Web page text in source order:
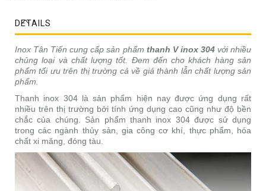
DETAILS
Inox Tân Tiến cung cấp sản phẩm thanh V inox 304với nhiều
chủng loại và chất lượng tốt. Đem đến cho khách hàng sản
phẩm tối ưu trên thị trường cả về giá thành lẫn chất lượng sản
phẩm.
Thanh inox 304 là sản phẩm hiện nay được ứng dụng rất
nhiều trên thị trường bởi tính ứng dụng cao cũng như độ bền
chắc của chúng. Sản phẩm thanh inox 304 được sử dụng
trong các ngành thủy sản, gia công cơ khí, thực phẩm, hóa
chất xi măng, đóng tàu.